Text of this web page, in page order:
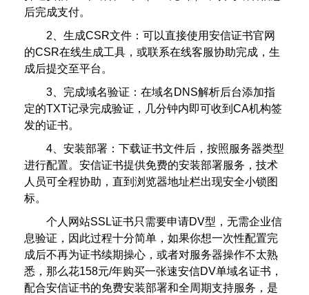
后完成支付。
2、生成CSR文件：可以直接使用安信证书官网
的CSR在线生成工具，或联系在线客服协助完成，生
成后提交至平台。
3、完成域名验证：在域名DNS解析后台添加指
定的TXT记录完成验证，几分钟内即可收到CA机构签
发的证书。
4、安装部署：下载证书文件后，按照服务器类型
进行配置。安信证书提供免费的安装部署服务，技术
人员可全程协助，直到浏览器地址栏出现安全小锁图
标。
个人网站SSL证书只需要申请DV型，无需企业信
息验证，因此过程十分简单，如果你想一次性配置完
成后不再为证书续期操心，或者对服务器操作不太熟
悉，那么花158元/年购买一张速安信DV单域名证书，
配合安信证书的免费安装部署和全周期支持服务，是